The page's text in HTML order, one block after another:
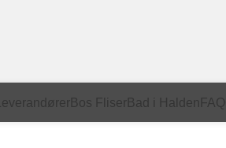
LeverandørerBos FliserBad i Halden FAQ